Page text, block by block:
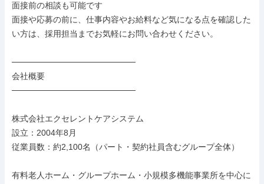
面接前の相談も可能です
面接や応募の前に、仕事内容やお給料など気になる点を確認した
い方は、採用担当までお気軽にお問い合わせください。
─────────────────────
会社概要
─────────────────────
株式会社エクセレントケアシステム
設立：2004年8月
従業員数：約2,100名（パート・契約社員含むグループ全体）
有料老人ホーム・グループホーム・小規模多機能事業所を中心に